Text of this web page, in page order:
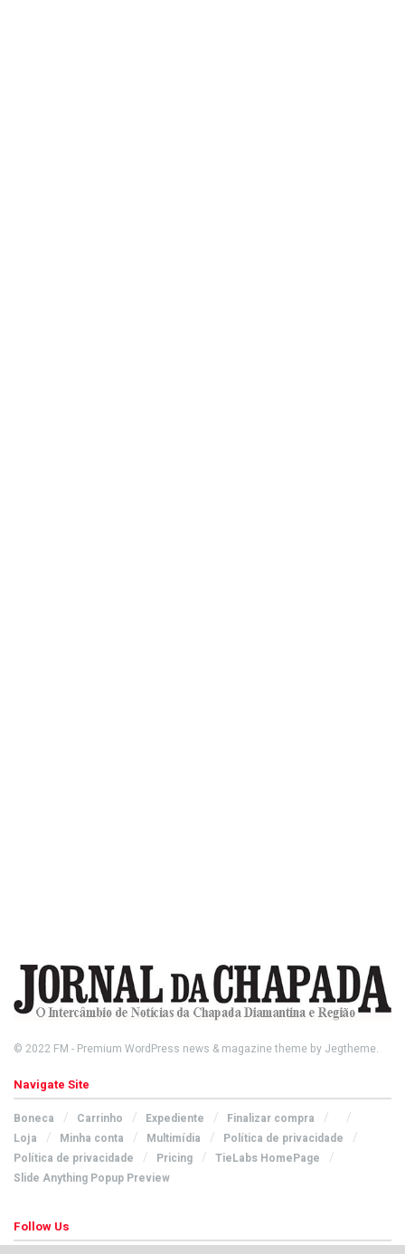
© 2022 FM - Premium WordPress news & magazine theme by Jegtheme.
Navigate Site
Boneca Carrinho Expediente
Finalizar compra
Loja
Minha conta Multimídia
Política de privacidade
Política de privacidade
Pricing
TieLabs HomePage
Slide Anything Popup Preview
Follow Us